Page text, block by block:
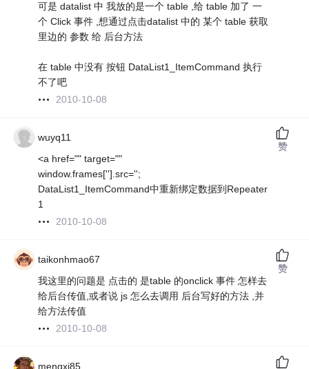
可是 datalist 中 我放的是一个 table ,给 table 加了 一
个 Click 事件 ,想通过点击datalist 中的 某个 table 获取
里边的 参数 给 后台方法
在 table 中没有 按钮 DataList1_ItemCommand 执行
不了吧
2010-10-08
wuyq11
<a href="" target=""
window.frames[''].src='';
DataList1_ItemCommand中重新绑定数据到Repeater
1
2010-10-08
赞
taikonhmao67
我这里的问题是 点击的 是table 的onclick 事件 怎样去
给后台传值,或者说 js 怎么去调用 后台写好的方法 ,并
给方法传值
2010-10-08
赞
mengxj85